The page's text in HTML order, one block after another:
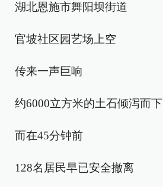
湖北恩施市舞阳坝街道
官坡社区园艺场上空
传来一声巨响
约6000立方米的土石倾泻而下
而在45分钟前
128名居民早已安全撤离